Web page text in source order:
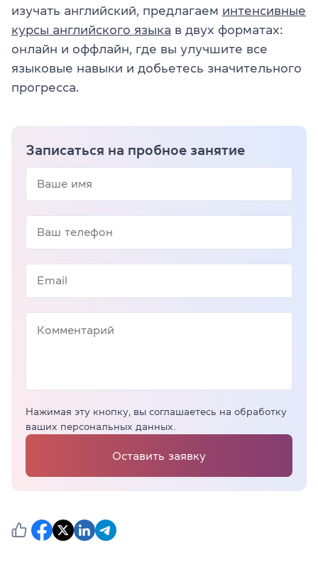
изучать английский, предлагаем интенсивные
курсы английского языка в двух форматах:
онлайн и оффлайн, где вы улучшите все
языковые навыки и добьетесь значительного
прогресса.
Записаться на пробное занятие
Нажимая эту кнопку, вы соглашаетесь на обработку
ваших персональных данных.
Оставить заявку